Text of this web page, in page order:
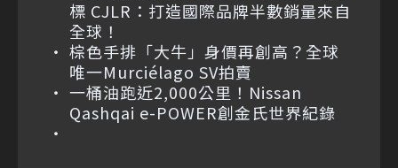
標 CJLR：打造國際品牌半數銷量來自
全球！
棕色手排「大牛」身價再創高？全球
唯一Murciélago SV拍賣
一桶油跑近2,000公里！Nissan
Qashqai e-POWER創金氏世界紀錄